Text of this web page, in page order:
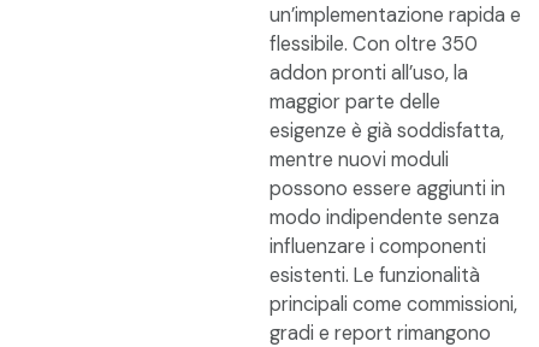
un’implementazione rapida e
flessibile. Con oltre 350
addon pronti all’uso, la
maggior parte delle
esigenze è già soddisfatta,
mentre nuovi moduli
possono essere aggiunti in
modo indipendente senza
influenzare i componenti
esistenti. Le funzionalità
principali come commissioni,
gradi e report rimangono